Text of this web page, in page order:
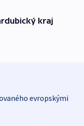
kraj
evropskými